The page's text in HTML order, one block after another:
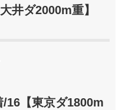
井ダ2000m重】
16【東京ダ1800m